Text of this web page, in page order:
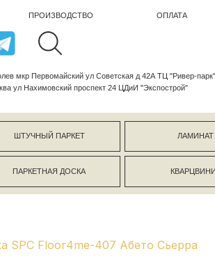
проспект 24 ЦДиИ "Экспострой"
ДОСКА
ПАРКЕТ
КВАРЦВИНИЛ
ЛАМИНАТ
SPC Floor4me-407 Абето Сьерра